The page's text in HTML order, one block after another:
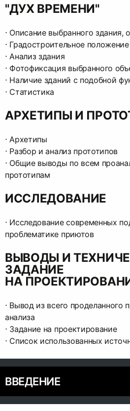
"ДУХ ВРЕМЕНИ"
⋅︎ Описание выбранного здания,
⋅︎ Градостроительное
⋅︎ Анализ здания
⋅︎ Фотофиксация выбранного
⋅︎ Наличие зданий с подобной
⋅︎ Статистика
АРХЕТИПЫ И
⋅︎ Архетипы
⋅︎ Разбор и анализ прототипов
⋅︎ Общие выводы по всем
прототипам
ИССЛЕДОВАНИЕ
⋅︎ Исследование современных
проблематике приютов
ВЫВОДЫ И
ЗАДАНИЕ
НА
⋅︎ Вывод из всего проделанного
анализа
⋅︎ Задание на проектирование
⋅︎ Список использованных
ВВЕДЕНИЕ